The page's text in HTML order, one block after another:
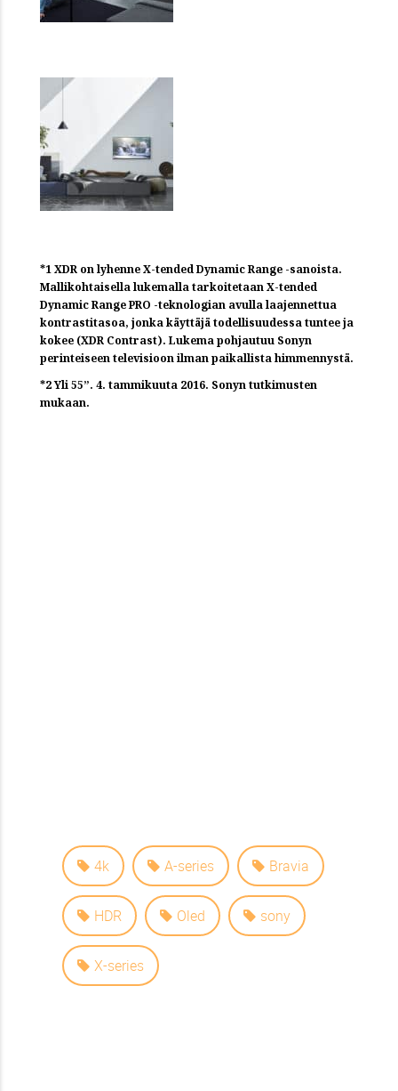
*1 XDR on lyhenne X-tended Dynamic Range -sanoista.
Mallikohtaisella lukemalla tarkoitetaan X-tended
Dynamic Range PRO -teknologian avulla laajennettua
kontrastitasoa, jonka käyttäjä todellisuudessa tuntee ja
kokee (XDR Contrast). Lukema pohjautuu Sonyn
perinteiseen televisioon ilman paikallista himmennystä.
*2 Yli 55”. 4. tammikuuta 2016. Sonyn tutkimusten
mukaan.
4k A-series Bravia
HDR Oled sony
X-series